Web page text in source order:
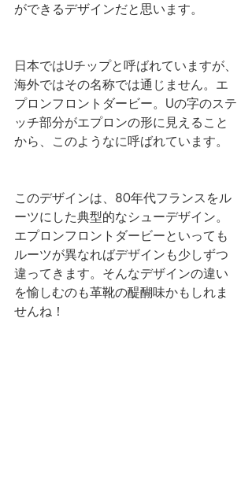
ができるデザインだと思います。
日本ではUチップと呼ばれていますが、
海外ではその名称では通じません。エ
プロンフロントダービー。Uの字のステ
ッチ部分がエプロンの形に見えること
から、このようなに呼ばれています。
このデザインは、80年代フランスをル
ーツにした典型的なシューデザイン。
エプロンフロントダービーといっても
ルーツが異なればデザインも少しずつ
違ってきます。そんなデザインの違い
を愉しむのも革靴の醍醐味かもしれま
せんね！